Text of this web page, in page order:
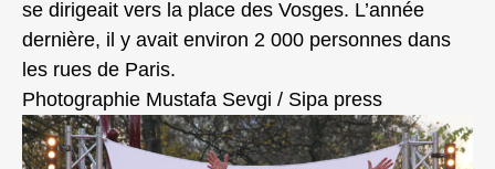
se dirigeait vers la place des Vosges. L’année
dernière, il y avait environ 2 000 personnes dans
les rues de Paris.
Photographie Mustafa Sevgi / Sipa press